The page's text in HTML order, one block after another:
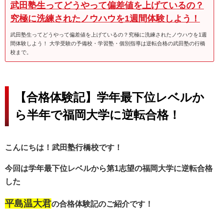
武田塾生ってどうやって偏差値を上げているの？
究極に洗練されたノウハウを1週間体験しよう！
武田塾生ってどうやって偏差値を上げているの？究極に洗練されたノウハウを1週
間体験しよう！ 大学受験の予備校・学習塾・個別指導は逆転合格の武田塾の行橋
校まで。
【合格体験記】学年最下位レベルか
ら半年で福岡大学に逆転合格！
こんにちは！武田塾行橋校です！
今回は学年最下位レベルから第1志望の福岡大学に逆転合格
した
平島温大君の合格体験記のご紹介です！